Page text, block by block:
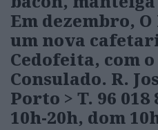
Em dezembro,
um nova
Cedofeita, com o
Consulado. R.
Porto > T. 96 018
10h-20h, dom